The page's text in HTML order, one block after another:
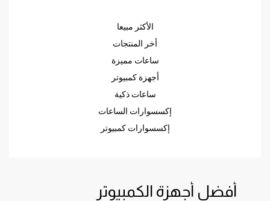
الأكثر مبيعا
أخر المنتجات
ساعات مميزة
أجهزة كمبيوتر
ساعات ذكية
إكسسوارات الساعات
إكسسوارات كمبيوتر
أفضل أجهزة الكمبيوتر